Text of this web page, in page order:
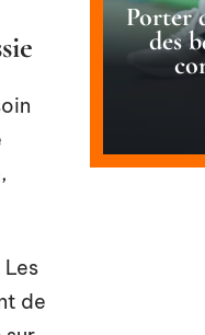
de
Porter
des